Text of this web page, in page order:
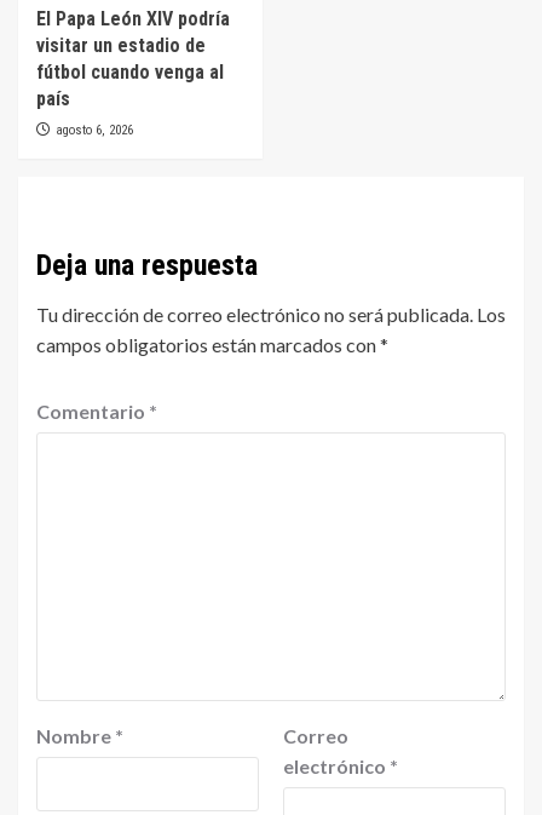
El Papa León XIV podría
visitar un estadio de
fútbol cuando venga al
país
agosto 6, 2026
Deja una respuesta
Tu dirección de correo electrónico no será publicada. Los
campos obligatorios están marcados con*
Comentario *
Nombre *
Correo
electrónico *